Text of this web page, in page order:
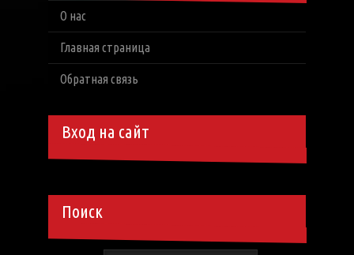
О нас
Главная страница
Обратная связь
Вход на сайт
Поиск